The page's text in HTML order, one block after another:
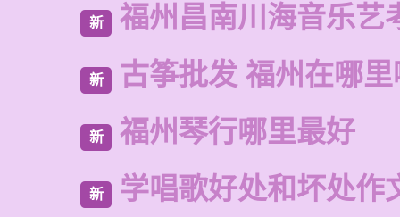
新 福州昌南川海音乐艺
新 古筝批发 福州在哪
新 福州琴行哪里最好
新 学唱歌好处和坏处作